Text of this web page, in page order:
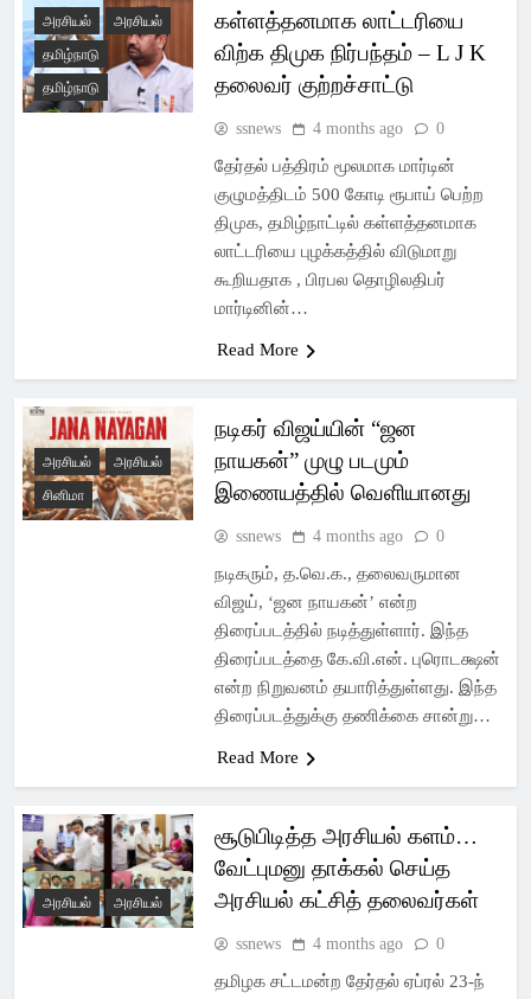
அரசியல்
அரசியல்
தமிழ்நாடு
தமிழ்நாடு
கள்ளத்தனமாக லாட்டரியை
விற்க திமுக நிர்பந்தம் – L J K
தலைவர் குற்றச்சாட்டு
ssnews 4 months ago 0
தேர்தல் பத்திரம் மூலமாக மார்டின்
குழுமத்திடம் 500 கோடி ரூபாய் பெற்ற
திமுக, தமிழ்நாட்டில் கள்ளத்தனமாக
லாட்டரியை புழக்கத்தில் விடுமாறு
கூறியதாக , பிரபல தொழிலதிபர்
மார்டினின்…
Read More
அரசியல்
அரசியல்
சினிமா
நடிகர் விஜய்யின் “ஜன
நாயகன்” முழு படமும்
இணையத்தில் வெளியானது
ssnews 4 months ago 0
நடிகரும், த.வெ.க., தலைவருமான
விஜய், ‘ஜன நாயகன்’ என்ற
திரைப்படத்தில் நடித்துள்ளார். இந்த
திரைப்படத்தை கே.வி.என். புரொடக்ஷன்
என்ற நிறுவனம் தயாரித்துள்ளது. இந்த
திரைப்படத்துக்கு தணிக்கை சான்று…
Read More
அரசியல் அரசியல்
சூடுபிடித்த அரசியல் களம்…
வேட்புமனு தாக்கல் செய்த
அரசியல் கட்சித் தலைவர்கள்
ssnews 4 months ago 0
தமிழக சட்டமன்ற தேர்தல் ஏப்ரல் 23-ந்